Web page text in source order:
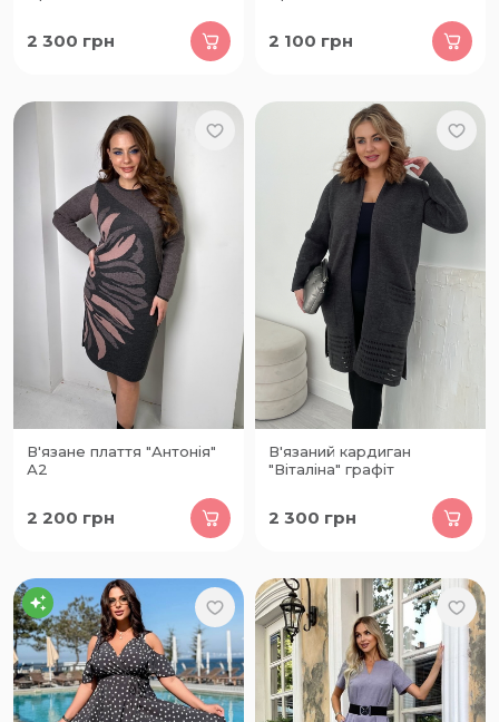
2 300 грн 2 100 грн
В'язане плаття "Антонія"
А2
2 200 грн
В'язаний кардиган
"Віталіна" графіт
2 300 грн